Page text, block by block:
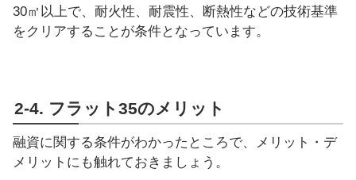
30㎡以上で、耐火性、耐震性、断熱性などの技術基準
をクリアすることが条件となっています。
2-4. フラット35のメリット
融資に関する条件がわかったところで、メリット・デ
メリットにも触れておきましょう。